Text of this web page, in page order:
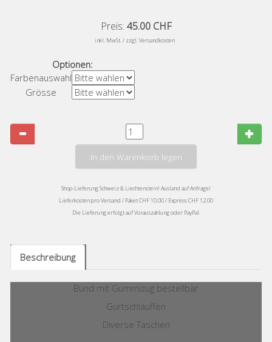
Preis: 45.00 CHF
inkl. MwSt. / zzgl. Versandkosten
Optionen:
Farbenauswahl
Grösse
In den Warenkorb legen
Shop-Lieferung Schweiz & Liechtenstein! Ausland auf Anfrage!
Lieferkosten pro Versand / Paket CHF 10.00 / Express CHF 12.00
Die Lieferung erfolgt auf Vorauszahlung oder PayPal.
Beschreibung
Bund mit Gummizug bestellbar
Gurtschlauffen
Diverse Taschen